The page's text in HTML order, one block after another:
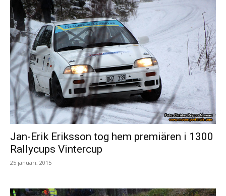
Jan-Erik Eriksson tog hem premiären i 1300
Rallycups Vintercup
25 januari, 2015